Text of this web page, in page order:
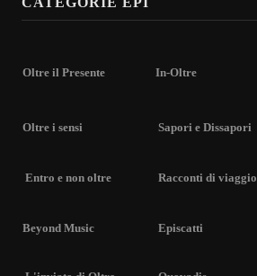
Oltre il Presente In-Oltre
Oltre i sensi Sapori e Dissapori
Entro e non oltre Racconti di viaggio
Beyond Music Episcatti